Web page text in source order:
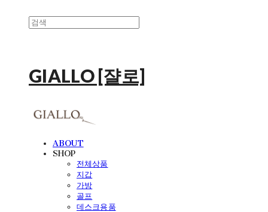
GIALLO [쟐로]
ABOUT
SHOP
전체상품
지갑
가방
골프
데스크용품